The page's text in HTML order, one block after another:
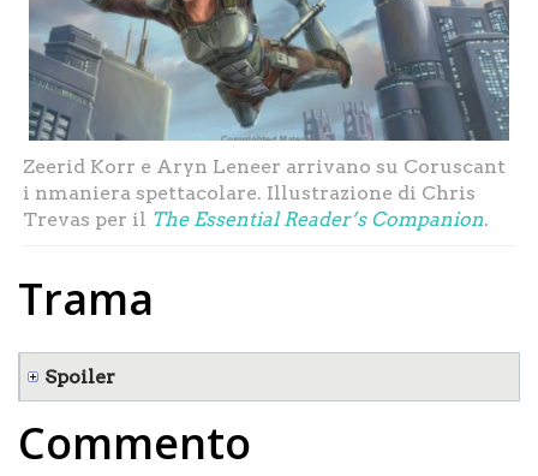
Zeerid Korr e Aryn Leneer arrivano su Coruscant
i nmaniera spettacolare. Illustrazione di Chris
Trevas per il The Essential Reader’s Companion.
Trama
Spoiler
Commento